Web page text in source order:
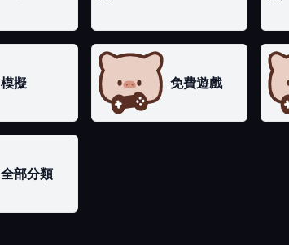
模擬 免費遊戲
全部分類